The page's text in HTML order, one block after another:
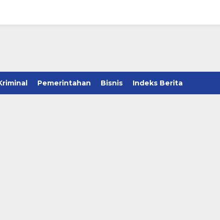
Pemerintahan Bisnis Indeks Berita